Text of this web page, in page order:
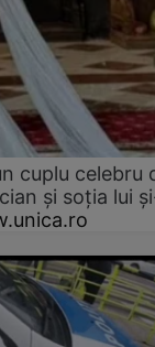
cuplu celebru
și soția lui